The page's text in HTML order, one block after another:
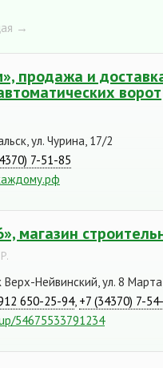
→
продажа и
ворот
ул. Чурина, 17/2
7-51-85
магазин
Верх-Нейвинский, ул. 8
650-25-94, +7 (34370) 7-
54675533791234